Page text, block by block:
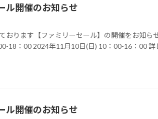
ル開催のお知らせ
おります【ファミリーセール】の開催をお知ら
18：00 2024年11月10日(日) 10：00-16：00 詳
ル開催のお知らせ